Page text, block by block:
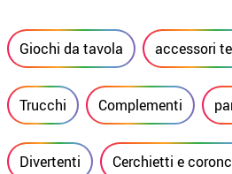
Giochi da tavola accessori
Trucchi Complementi
Divertenti Cerchietti e